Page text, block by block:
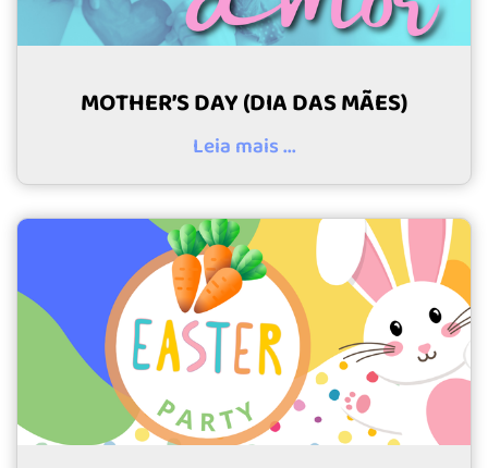
MOTHER’S DAY (DIA DAS MÃES)
Leia mais ...